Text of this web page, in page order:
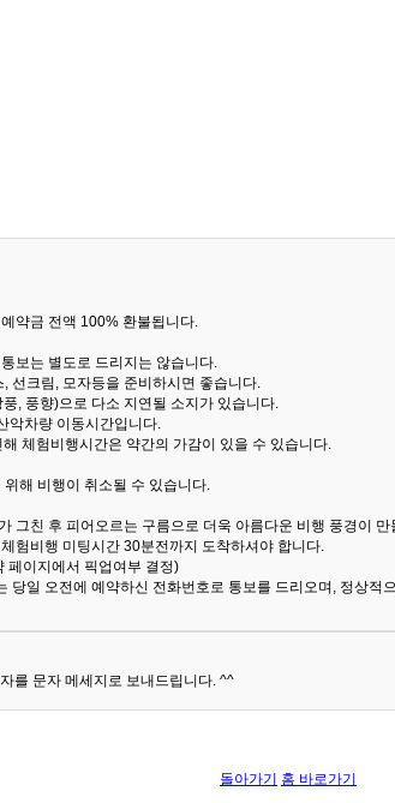
약금 전액 100% 환불됩니다.
보는 별도로 드리지는 않습니다.
선크림, 모자등을 준비하시면 좋습니다.
, 풍향)으로 다소 지연될 소지가 있습니다.
악차량 이동시간입니다.
체험비행시간은 약간의 가감이 있을 수 있습니다.
해 비행이 취소될 수 있습니다.
그친 후 피어오르는 구름으로 더욱 아름다운 비행 풍경이
험비행 미팅시간 30분전까지 도착하셔야 합니다.
페이지에서 픽업여부 결정)
일 오전에 예약하신 전화번호로 통보를 드리오며, 정상적
를 문자 메세지로 보내드립니다. ^^
돌아가기 홈 바로가기